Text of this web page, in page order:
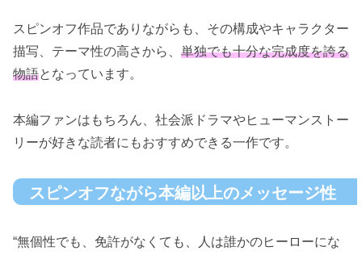
スピンオフ作品でありながらも、その構成やキャラクター
描写、テーマ性の高さから、 単独でも十分な完成度を誇る
物語となっています。
本編ファンはもちろん、社会派ドラマやヒューマンストー
リーが好きな読者にもおすすめできる一作です。
スピンオフながら本編以上のメッセージ性
“無個性でも、免許がなくても、人は誰かのヒーローにな